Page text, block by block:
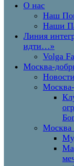
О нас
Наш
Наши
Линия
идти…»
Volga
Москва-
Москва